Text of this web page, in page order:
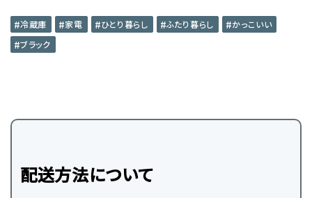
冷蔵庫 家電 ひとり暮らし ふたり暮らし
かっこいい
ブラック
配送方法について